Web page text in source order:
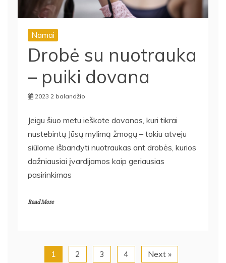
Namai
Drobė su nuotrauka
– puiki dovana
2023 2 balandžio
Jeigu šiuo metu ieškote dovanos, kuri tikrai
nustebintų Jūsų mylimą žmogų – tokiu atveju
siūlome išbandyti nuotraukas ant drobės, kurios
dažniausiai įvardijamos kaip geriausias
pasirinkimas
Read More
1 2 3 4 Next »